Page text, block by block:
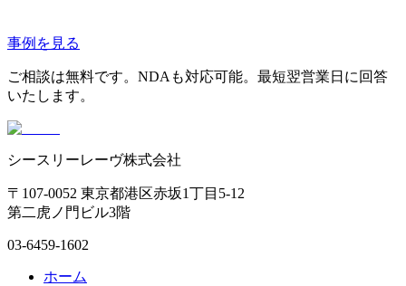
事例を見る
ご相談は無料です。NDAも対応可能。最短翌営業日に回答
いたします。
シースリーレーヴ株式会社
〒107-0052 東京都港区赤坂1丁目5-12
第二虎ノ門ビル3階
03-6459-1602
ホーム